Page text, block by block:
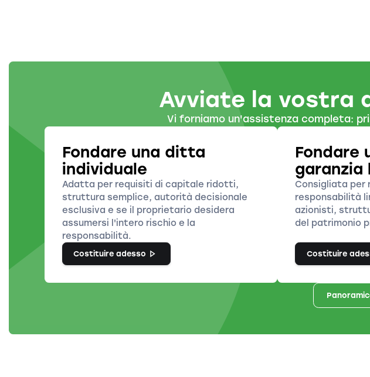
Avviate la vostra
Vi forniamo un'assistenza completa:
Fondare una ditta
individuale
Adatta per requisiti di capitale ridotti,
struttura semplice, autorità decisionale
esclusiva e se il proprietario desidera
assumersi l'intero rischio e la
responsabilità.
Costituire adesso
Fondare
Consigliata per
responsabilità
azionisti,
del patrimonio
Costituire